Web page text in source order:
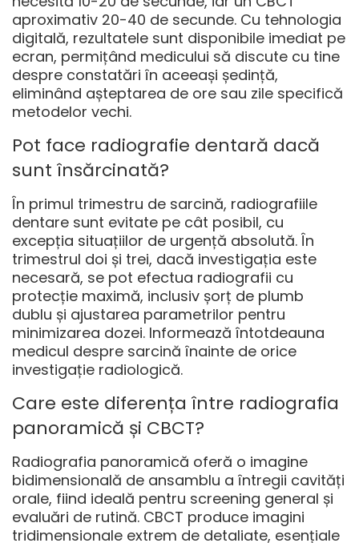
aproximativ 20-40 de secunde. Cu tehnologia
digitală, rezultatele sunt disponibile imediat pe
ecran, permițând medicului să discute cu tine
despre constatări în aceeași ședință,
eliminând așteptarea de ore sau zile specifică
metodelor vechi.
Pot face radiografie dentară dacă
sunt însărcinată?
În primul trimestru de sarcină, radiografiile
dentare sunt evitate pe cât posibil, cu
excepția situațiilor de urgență absolută. În
trimestrul doi și trei, dacă investigația este
necesară, se pot efectua radiografii cu
protecție maximă, inclusiv șorț de plumb
dublu și ajustarea parametrilor pentru
minimizarea dozei. Informează întotdeauna
medicul despre sarcină înainte de orice
investigație radiologică.
Care este diferența între radiografia
panoramică și CBCT?
Radiografia panoramică oferă o imagine
bidimensională de ansamblu a întregii cavități
orale, fiind ideală pentru screening general și
evaluări de rutină. CBCT produce imagini
tridimensionale extrem de detaliate, esențiale